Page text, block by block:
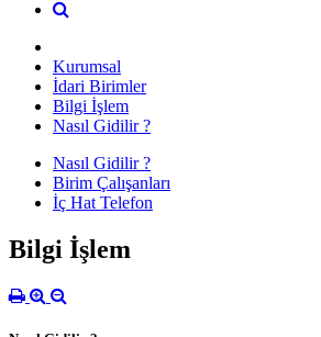
Kurumsal
İdari Birimler
Bilgi İşlem
Nasıl Gidilir ?
Nasıl Gidilir ?
Birim Çalışanları
İç Hat Telefon
Bilgi İşlem